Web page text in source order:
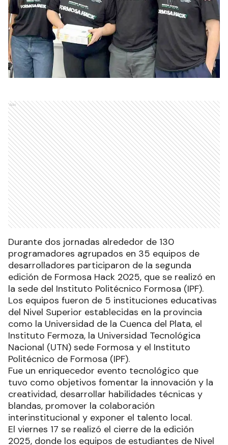
Ads
Durante dos jornadas alrededor de 130
programadores agrupados en 35 equipos de
desarrolladores participaron de la segunda
edición de Formosa Hack 2025, que se realizó en
la sede del Instituto Politécnico Formosa (IPF).
Los equipos fueron de 5 instituciones educativas
del Nivel Superior establecidas en la provincia
como la Universidad de la Cuenca del Plata, el
Instituto Fermoza, la Universidad Tecnológica
Nacional (UTN) sede Formosa y el Instituto
Politécnico de Formosa (IPF).
Fue un enriquecedor evento tecnológico que
tuvo como objetivos fomentar la innovación y la
creatividad, desarrollar habilidades técnicas y
blandas, promover la colaboración
interinstitucional y exponer el talento local.
El viernes 17 se realizó el cierre de la edición
2025, donde los equipos de estudiantes de Nivel